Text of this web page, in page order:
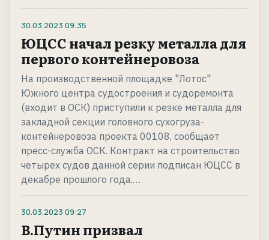
30.03.2023 09:35
ЮЦСС начал резку металла для
первого контейнеровоза
На производственной площадке "Лотос"
Южного центра судостроения и судоремонта
(входит в ОСК) приступили к резке металла для
закладной секции головного сухогруза-
контейнеровоза проекта 00108, сообщает
пресс-служба ОСК. Контракт на строительство
четырех судов данной серии подписан ЮЦСС в
декабре прошлого года.…
30.03.2023 09:27
В.Путин призвал